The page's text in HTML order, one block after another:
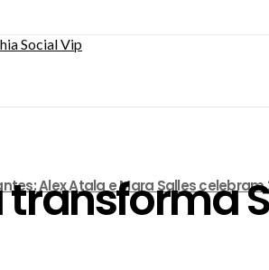
Alex Atala e Mara Salles